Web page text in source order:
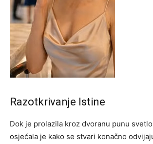
Razotkrivanje Istine
Dok je prolazila kroz dvoranu punu
osjećala je kako se stvari konačno